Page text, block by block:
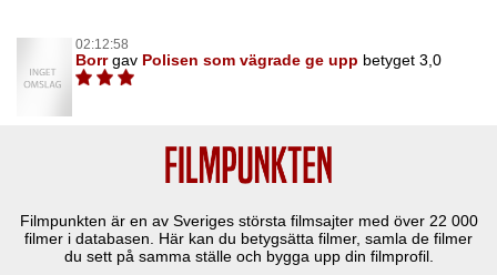
02:12:58
Borrgav Polisen som vägrade ge upp betyget 3,0
Filmpunkten är en av Sveriges största filmsajter med över 22 000
filmer i databasen. Här kan du betygsätta filmer, samla de filmer
du sett på samma ställe och bygga upp din filmprofil.